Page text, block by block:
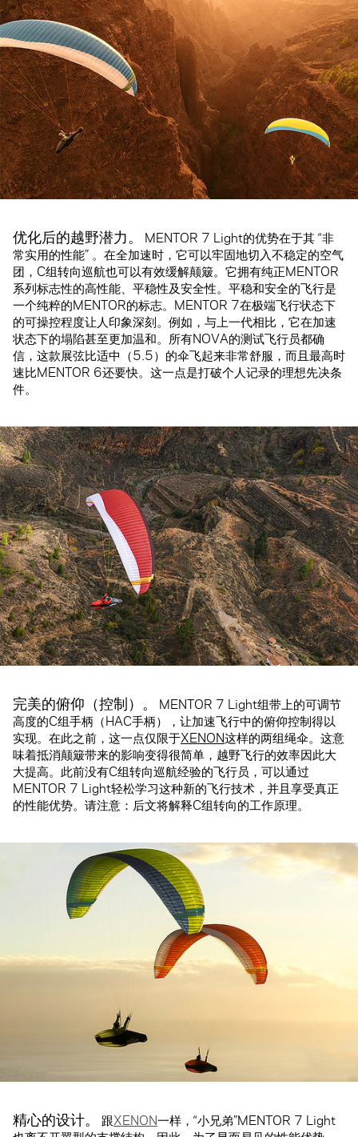
优化后的越野潜力。
MENTOR 7 Light的优势在于其 “非
常实用的性能” 。在全加速时，它可以牢固地切入不稳定的空气
团，C组转向巡航也可以有效缓解颠簸。它拥有纯正MENTOR
系列标志性的高性能、平稳性及安全性。平稳和安全的飞行是
一个纯粹的MENTOR的标志。MENTOR 7在极端飞行状态下
的可操控程度让人印象深刻。例如，与上一代相比，它在加速
状态下的塌陷甚至更加温和。所有NOVA的测试飞行员都确
信，这款展弦比适中（5.5）的伞飞起来非常舒服，而且最高时
速比MENTOR 6还要快。这一点是打破个人记录的理想先决条
件。
完美的俯仰（控制）。
MENTOR 7 Light组带上的可调节
高度的C组手柄（HAC手柄），让加速飞行中的俯仰控制得以
实现。在此之前，这一点仅限于XENON这样的两组绳伞。这意
味着抵消颠簸带来的影响变得很简单，越野飞行的效率因此大
大提高。此前没有C组转向巡航经验的飞行员，可以通过
MENTOR 7 Light轻松学习这种新的飞行技术，并且享受真正
的性能优势。请注意：后文将解释C组转向的工作原理。
精心的设计。 跟XENON一样，“小兄弟”MENTOR 7 Light